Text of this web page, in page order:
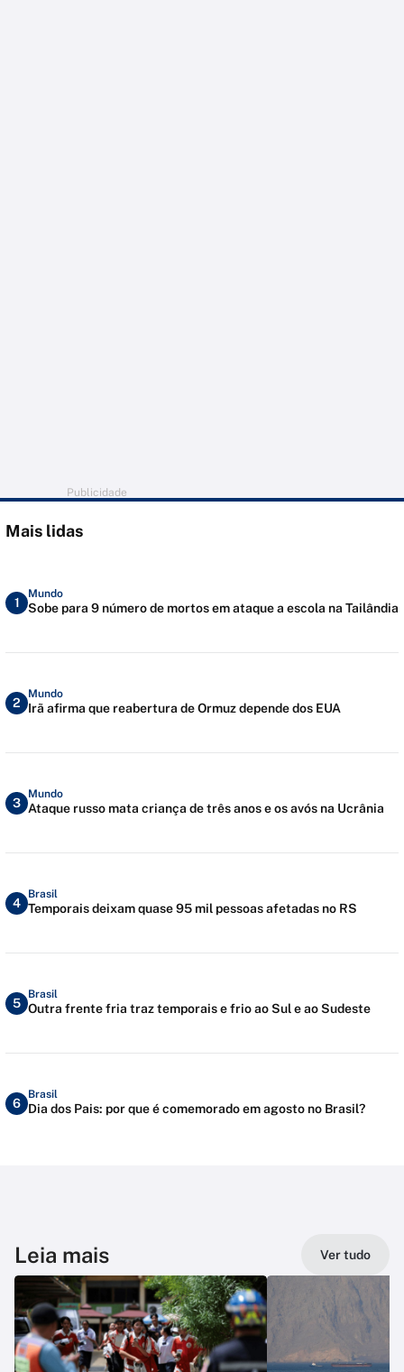
Publicidade
Mais lidas
1
Mundo
Sobe para 9 número de mortos em ataque a escola na Tailândia
2
Mundo
Irã afirma que reabertura de Ormuz depende dos EUA
3
Mundo
Ataque russo mata criança de três anos e os avós na Ucrânia
4
Brasil
Temporais deixam quase 95 mil pessoas afetadas no RS
5
Brasil
Outra frente fria traz temporais e frio ao Sul e ao Sudeste
6
Brasil
Dia dos Pais: por que é comemorado em agosto no Brasil?
Leia mais Ver tudo